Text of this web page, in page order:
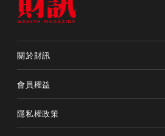
關於財訊
會員權益
隱私權政策